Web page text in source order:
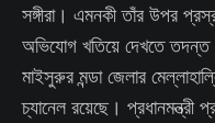
সঙ্গীরা। এমনকী তাঁর উপর
অভিযোগ খতিয়ে দেখতে তদন্ত
মাইসুরুর মন্ডা জেলার
চ্যানেল রয়েছে। প্রধানমন্ত্রী